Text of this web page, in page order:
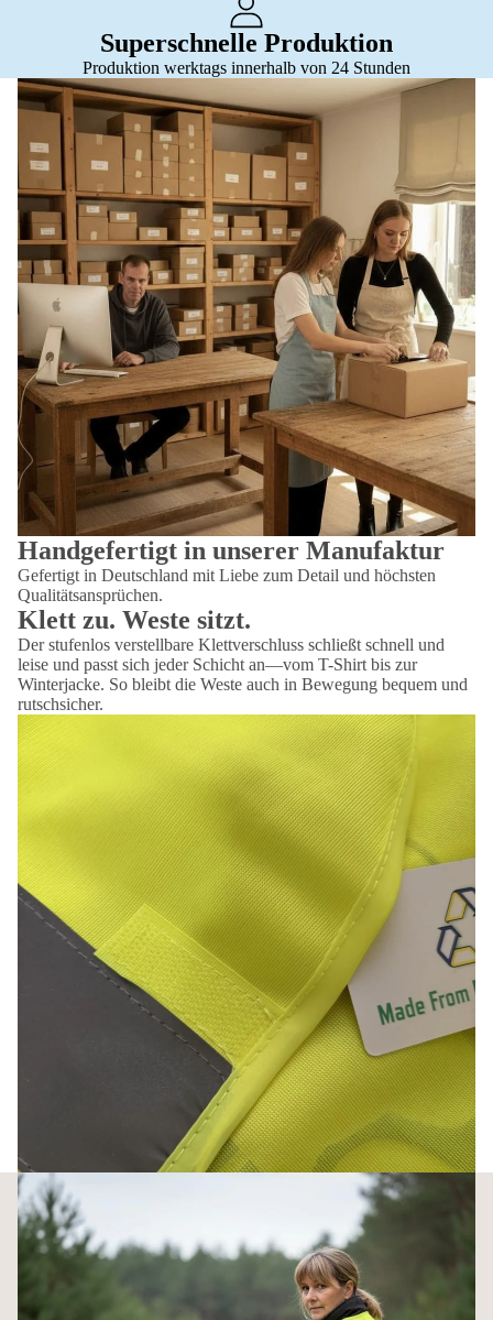
Superschnelle Produktion
Produktion werktags innerhalb von 24 Stunden
Handgefertigt in unserer Manufaktur
Gefertigt in Deutschland mit Liebe zum Detail und höchsten
Qualitätsansprüchen.
Klett zu. Weste sitzt.
Der stufenlos verstellbare Klettverschluss schließt schnell und
leise und passt sich jeder Schicht an—vom T-Shirt bis zur
Winterjacke. So bleibt die Weste auch in Bewegung bequem und
rutschsicher.